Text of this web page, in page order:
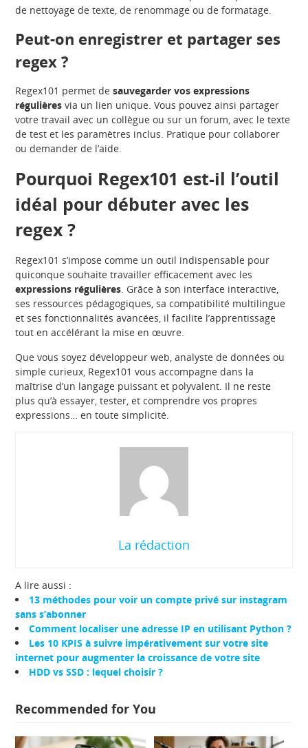
de nettoyage de texte, de renommage ou de formatage.
Peut-on enregistrer et partager ses
regex ?
Regex101 permet desauvegarder vos expressions
régulières via un lien unique. Vous pouvez ainsi partager
votre travail avec un collègue ou sur un forum, avec le texte
de test et les paramètres inclus. Pratique pour collaborer
ou demander de l’aide.
Pourquoi Regex101 est-il l’outil
idéal pour débuter avec les
regex ?
Regex101 s’impose comme un outil indispensable pour
quiconque souhaite travailler efficacement avec les
expressions régulières. Grâce à son interface interactive,
ses ressources pédagogiques, sa compatibilité multilingue
et ses fonctionnalités avancées, il facilite l’apprentissage
tout en accélérant la mise en œuvre.
Que vous soyez développeur web, analyste de données ou
simple curieux, Regex101 vous accompagne dans la
maîtrise d’un langage puissant et polyvalent. Il ne reste
plus qu’à essayer, tester, et comprendre vos propres
expressions… en toute simplicité.
La rédaction
A lire aussi :
13 méthodes pour voir un compte privé sur instagram
sans s’abonner
Comment localiser une adresse IP en utilisant Python ?
Les 10 KPIS à suivre impérativement sur votre site
internet pour augmenter la croissance de votre site
HDD vs SSD : lequel choisir ?
Recommended for You